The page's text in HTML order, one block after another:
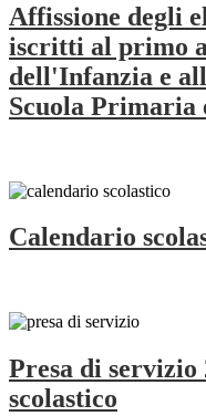
Affissione degli
iscritti al primo
dell'Infanzia e
Scuola Primaria
Calendario
Presa di servizio
scolastico